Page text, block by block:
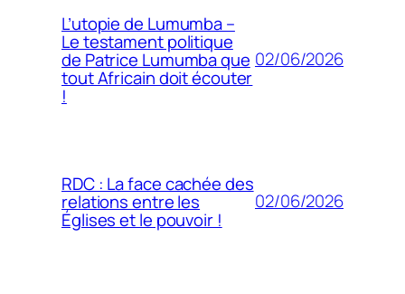
L’utopie de Lumumba –
Le testament politique
de Patrice Lumumba que
tout Africain doit écouter
!
02/06/2026
RDC : La face cachée des
relations entre les
Églises et le pouvoir !
02/06/2026